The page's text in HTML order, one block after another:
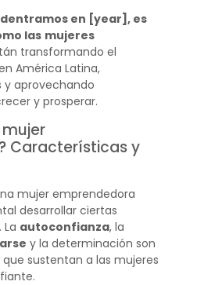
en [year], es
las mujeres
transformando el
América Latina,
aprovechando
y prosperar.
Características y
mujer emprendedora
desarrollar ciertas
autoconfianza, la
y la determinación son
sustentan a las mujeres